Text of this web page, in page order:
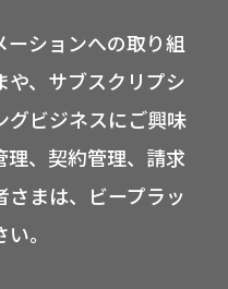
ーションへの取り組
や、サブスクリプシ
グビジネスにご興味
理、契約管理、請求
まは、ビープラッ
。